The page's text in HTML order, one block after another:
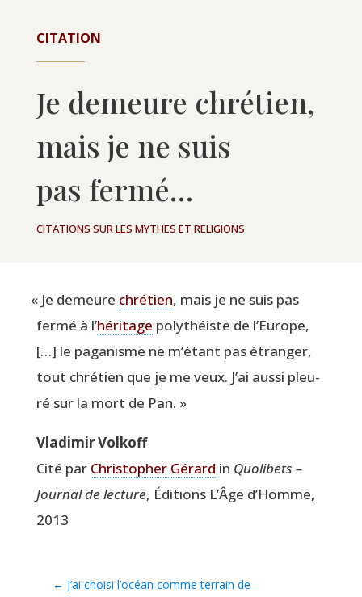
CITATION
Je demeure chrétien,
mais je ne suis
pas fermé…
CITATIONS SUR LES MYTHES ET RELIGIONS
« Je demeure chré­tien, mais je ne suis pas
fer­mé à l’héri­tage poly­théiste de l’Europe,
[…] le paga­nisme ne m’étant pas étran­ger,
tout chré­tien que je me veux. J’ai aus­si pleu­
ré sur la mort de Pan. »
Vla­di­mir Volkoff
Cité par Chris­to­pher Gérard in Quo­li­bets –
Jour­nal de lec­ture, Édi­tions L’Âge d’Homme,
2013
← J’ai choisi l’océan comme terrain de